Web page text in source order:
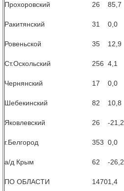
Прохоровский 26 85,7
Ракитянский 31 0,0
Ровеньской 35 12,9
Ст.Оскольский 256 4,1
Чернянский 17 0,0
Шебекинский 82 10,8
Яковлевский 26 -21,2
г.Белгород 353 0,0
а/д Крым 62 -26,2
ПО ОБЛАСТИ 14701,4